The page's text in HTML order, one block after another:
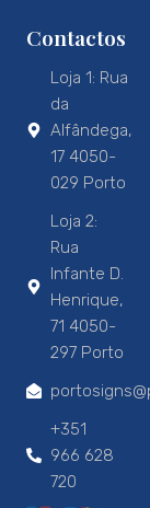
Contactos
Loja 1: Rua
da
Alfândega,
17 4050-
029 Porto
Loja 2:
Rua
Infante D.
Henrique,
71 4050-
297 Porto
+351
966 628
720